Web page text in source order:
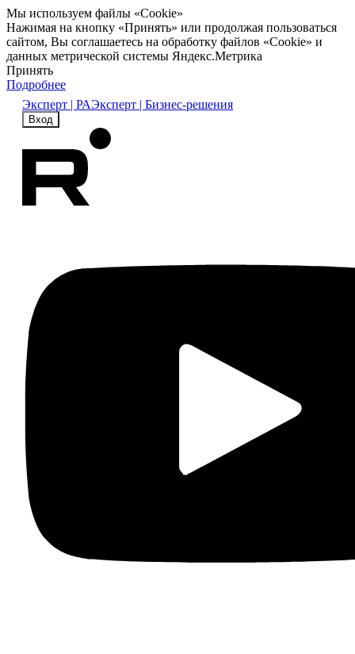
Мы используем файлы «Cookie»
Нажимая на кнопку «Принять» или продолжая пользоваться
сайтом, Вы соглашаетесь на обработку файлов «Cookie» и
данных метрической системы Яндекс.Метрика
Принять
Подробнее
Эксперт | РАЭксперт | Бизнес-решения
Вход